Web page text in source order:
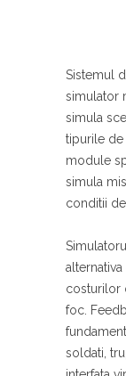
Sistemul
simulator
simula
tipurile de
module
simula
conditii de
costurilor
foc.
soldati,